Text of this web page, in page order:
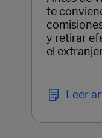
te
y retirar
el
Leer